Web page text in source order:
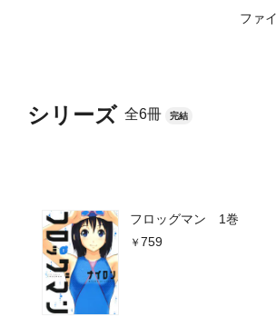
シリーズ 全6冊 完結
フロッグマン 1巻
759
ファ